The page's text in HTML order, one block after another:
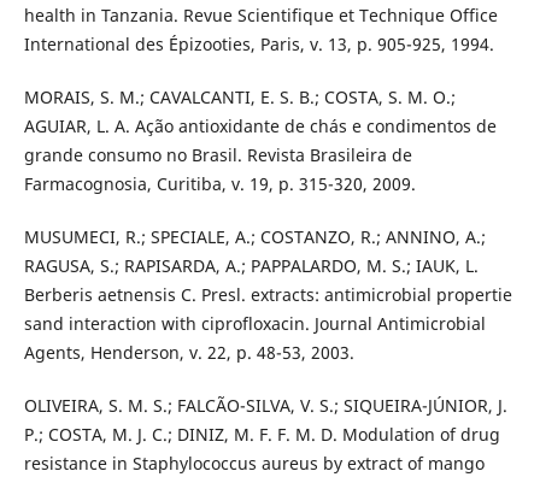
health in Tanzania. Revue Scientifique et Technique Office
International des Épizooties, Paris, v. 13, p. 905-925, 1994.
MORAIS, S. M.; CAVALCANTI, E. S. B.; COSTA, S. M. O.;
AGUIAR, L. A. Ação antioxidante de chás e condimentos de
grande consumo no Brasil. Revista Brasileira de
Farmacognosia, Curitiba, v. 19, p. 315-320, 2009.
MUSUMECI, R.; SPECIALE, A.; COSTANZO, R.; ANNINO, A.;
RAGUSA, S.; RAPISARDA, A.; PAPPALARDO, M. S.; IAUK, L.
Berberis aetnensis C. Presl. extracts: antimicrobial propertie
sand interaction with ciprofloxacin. Journal Antimicrobial
Agents, Henderson, v. 22, p. 48-53, 2003.
OLIVEIRA, S. M. S.; FALCÃO-SILVA, V. S.; SIQUEIRA-JÚNIOR, J.
P.; COSTA, M. J. C.; DINIZ, M. F. F. M. D. Modulation of drug
resistance in Staphylococcus aureus by extract of mango